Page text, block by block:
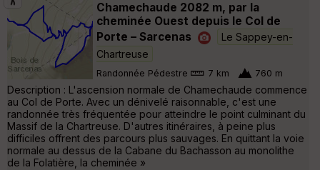
Chamechaude 2082 m, par la
cheminée Ouest depuis le Col de
Porte – Sarcenas
Le Sappey-en-
Chartreuse
Randonnée Pédestre 7 km 760 m
Description : L'ascension normale de Chamechaude commence
au Col de Porte. Avec un dénivelé raisonnable, c'est une
randonnée très fréquentée pour atteindre le point culminant du
Massif de la Chartreuse. D'autres itinéraires, à peine plus
difficiles offrent des parcours plus sauvages. En quittant la voie
normale au dessus de la Cabane du Bachasson au monolithe
de la Folatière, la cheminée »